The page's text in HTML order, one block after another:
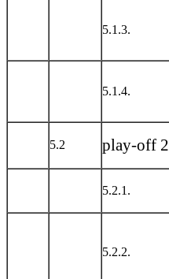
5.1.3.
5.1.4.
5.2 play-off 2
5.2.1.
5.2.2.